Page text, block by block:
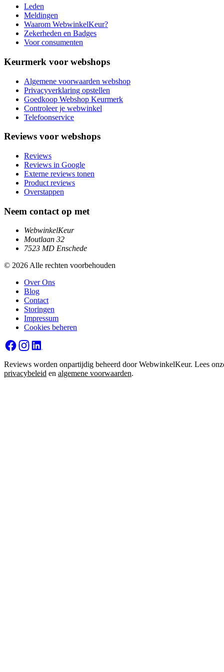
Leden
Meldingen
Waarom WebwinkelKeur?
Zekerheden en Badges
Voor consumenten
Keurmerk voor webshops
Algemene voorwaarden webshop
Privacyverklaring opstellen
Goedkoop Webshop Keurmerk
Controleer je webwinkel
Telefoonservice
Reviews voor webshops
Reviews
Reviews in Google
Externe reviews tonen
Product reviews
Overstappen
Neem contact op met
WebwinkelKeur
Moutlaan 32
7523 MD Enschede
© 2026 Alle rechten voorbehouden
Over Ons
Blog
Contact
Storingen
Impressum
Cookies beheren
Reviews worden onpartijdig beheerd door WebwinkelKeur. Lees
privacybeleid en algemene voorwaarden.